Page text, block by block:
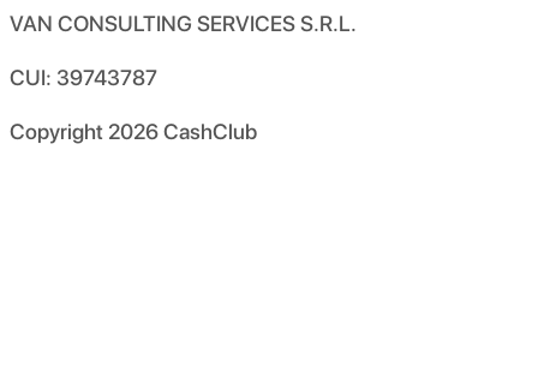
VAN CONSULTING SERVICES S.R.L.
CUI: 39743787
Copyright 2026CashClub